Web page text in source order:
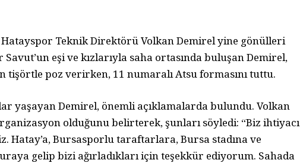
Hatayspor Teknik Direktörü Volkan Demirel yine gönülleri
eşi ve kızlarıyla saha ortasında buluşan Demirel,
tişörtle poz verirken, 11 numaralı Atsu formasını tuttu.
yaşayan Demirel, önemli açıklamalarda bulundu. Volkan
olduğunu belirterek, şunları söyledi: “Biz ihtiyacı
Hatay’a, Bursasporlu taraftarlara, Bursa stadına ve
gelip bizi ağırladıkları için teşekkür ediyorum. Sahada